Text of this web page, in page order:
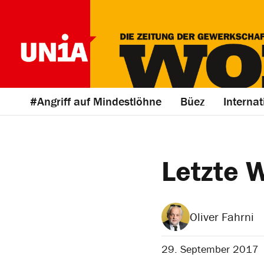
#Angriff auf Mindestlöhne Büez
Letzte
Oliver Fahrni
29. September 2017